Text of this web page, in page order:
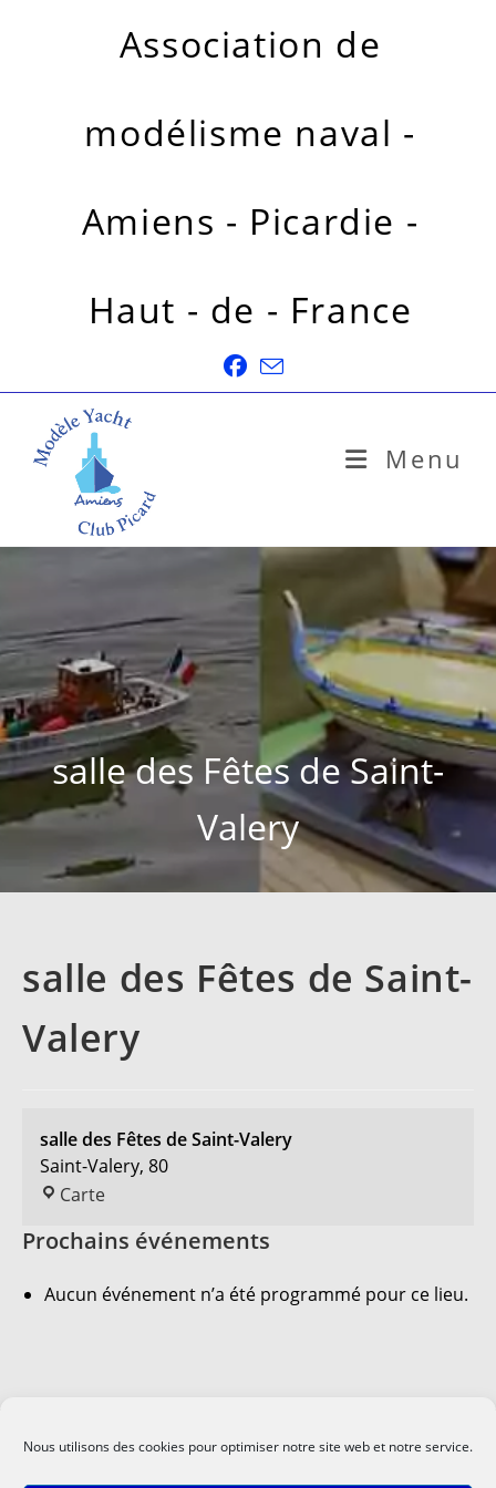
Nous utilisons des cookies pour optimiser notre site web et notre service.
Association de
modélisme naval -
Amiens - Picardie -
Haut - de - France
Menu
salle des Fêtes de Saint-
Valery
salle des Fêtes de Saint-
Valery
salle des Fêtes de Saint-Valery
Saint-Valery, 80
Carte
Fêtes
Saint-
Valery
Prochains événements
Aucun événement n’a été programmé pour ce lieu.